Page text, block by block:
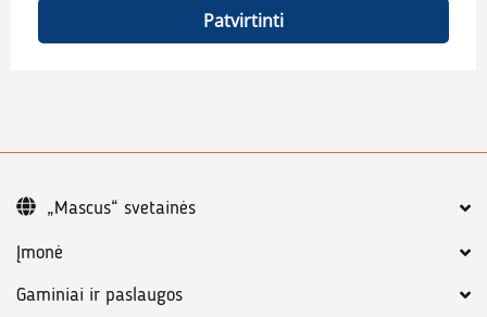
Patvirtinti
Įmonė
Gaminiai ir paslaugos
„Mascus“ svetainės